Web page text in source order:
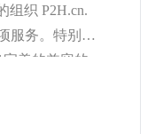
组织 P2H.cn.
服务。特别在
完美的兼容的